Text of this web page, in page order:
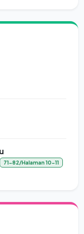
71-82/Halaman 10-11